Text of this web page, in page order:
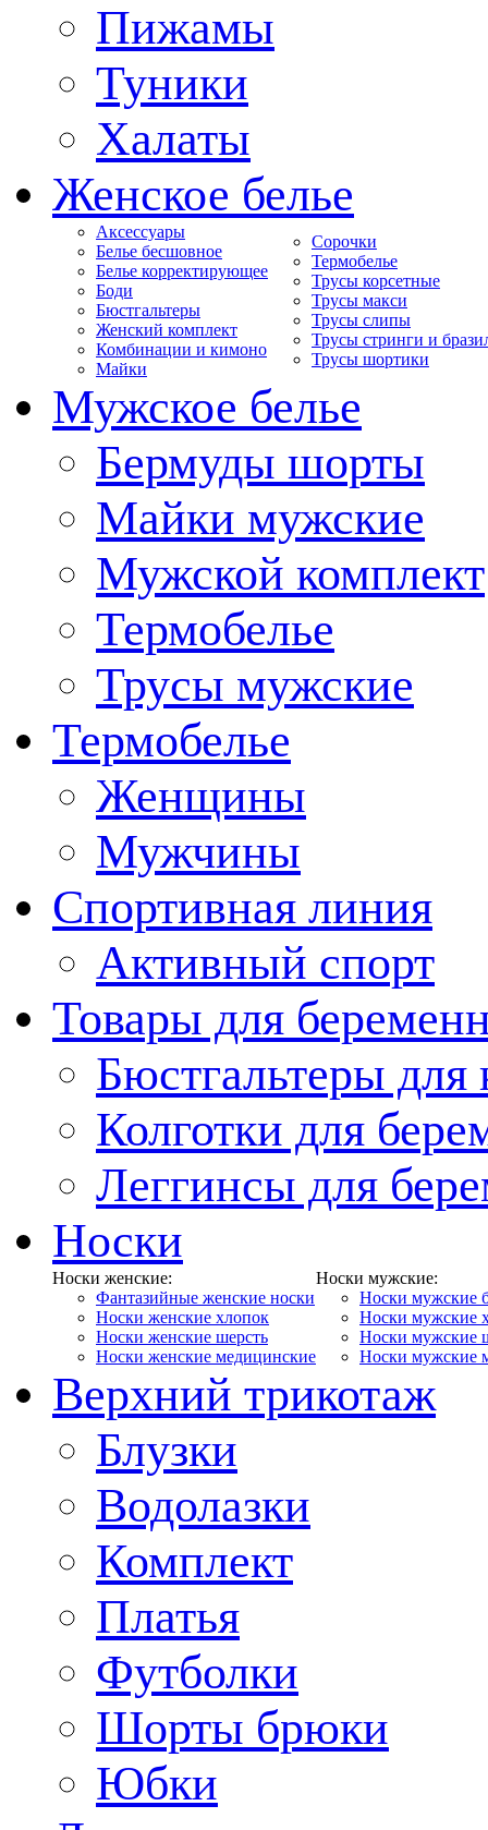
Пижамы
Туники
Халаты
Женское белье
Аксессуары
Белье бесшовное
Белье корректирующее
Боди
Бюстгальтеры
Женский комплект
Комбинации и кимоно
Майки
Сорочки
Термобелье
Трусы корсетные
Трусы макси
Трусы слипы
Трусы стринги и
Трусы шортики
Мужское белье
Бермуды шорты
Майки мужские
Мужской комплект
Термобелье
Трусы мужские
Термобелье
Женщины
Мужчины
Спортивная линия
Активный спорт
Товары для
Бюстгальтеры
Колготки для
Леггинсы для
Носки
Носки женские:
Фантазийные женские носки
Носки женские хлопок
Носки женские шерсть
Носки женские медицинские
Носки мужские:
Носки мужские
Носки мужские
Носки мужские
Носки мужские
Верхний трикотаж
Блузки
Водолазки
Комплект
Платья
Футболки
Шорты брюки
Юбки